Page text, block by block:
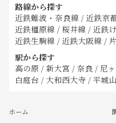
路線から探す
近鉄難波・奈良線 / 近鉄京
近鉄橿原線 / 桜井線 / 近鉄
近鉄生駒線 / 近鉄大阪線 /
駅から探す
高の原 / 新大宮 / 奈良 / 尼
白庭台 / 大和西大寺 / 平城山
ホーム